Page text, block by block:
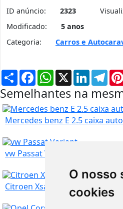
O nosso
cookies
ID anúncio: 2323
Modificado:
5 anos
Categoria:
Carros e
PartilharFacebookWhatsApp
X LinkedIn
Semelhantes na
Mercedes benz E 2.5 caixa
vw Passat Variant
Citroen Xsara Picasso 2.0HDI